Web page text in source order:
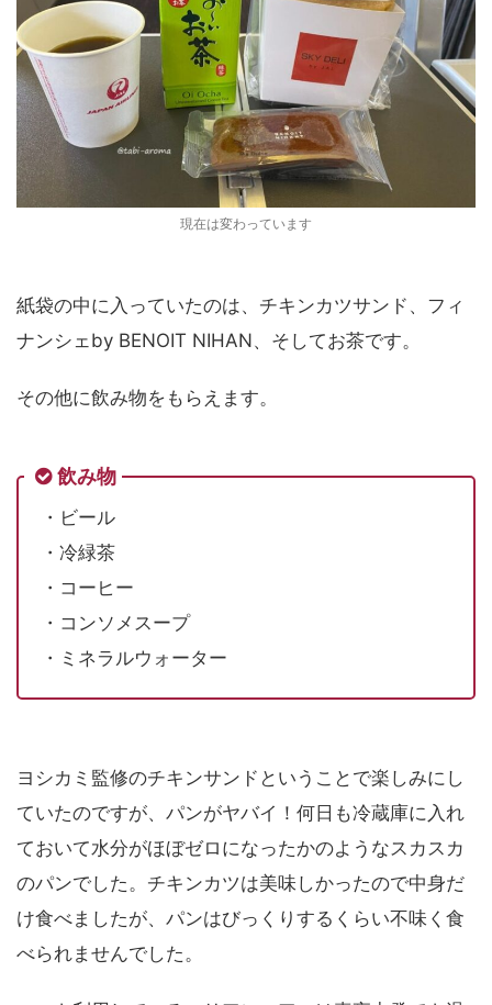
現在は変わっています
紙袋の中に入っていたのは、チキンカツサンド、フィ
ナンシェby BENOIT NIHAN、そしてお茶です。
その他に飲み物をもらえます。
飲み物
・ビール
・冷緑茶
・コーヒー
・コンソメスープ
・ミネラルウォーター
ヨシカミ監修のチキンサンドということで楽しみにし
ていたのですが、パンがヤバイ！何日も冷蔵庫に入れ
ておいて水分がほぼゼロになったかのようなスカスカ
のパンでした。チキンカツは美味しかったので中身だ
け食べましたが、パンはびっくりするくらい不味く食
べられませんでした。